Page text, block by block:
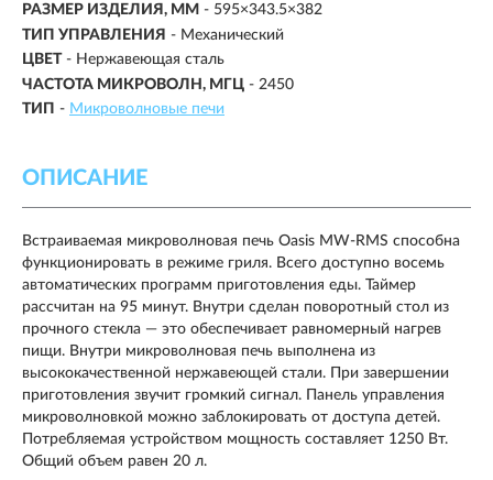
РАЗМЕР ИЗДЕЛИЯ, ММ - 595×343.5×382
ТИП УПРАВЛЕНИЯ - Механический
ЦВЕТ - Нержавеющая сталь
ЧАСТОТА МИКРОВОЛН, МГЦ - 2450
ТИП - Микроволновые печи
ОПИСАНИЕ
Встраиваемая микроволновая печь Oasis MW-RMS способна
функционировать в режиме гриля. Всего доступно восемь
автоматических программ приготовления еды. Таймер
рассчитан на 95 минут. Внутри сделан поворотный стол из
прочного стекла — это обеспечивает равномерный нагрев
пищи. Внутри микроволновая печь выполнена из
высококачественной нержавеющей стали. При завершении
приготовления звучит громкий сигнал. Панель управления
микроволновкой можно заблокировать от доступа детей.
Потребляемая устройством мощность составляет 1250 Вт.
Общий объем равен 20 л.